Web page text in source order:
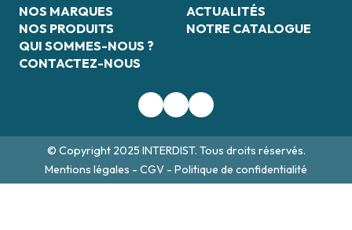
NOS MARQUES
NOS PRODUITS
QUI SOMMES-NOUS ?
CONTACTEZ-NOUS
ACTUALITÉS
NOTRE CATALOGUE
© Copyright 2025 INTERDIST. Tous droits réservés.
Mentions légales - CGV - Politique de confidentialité